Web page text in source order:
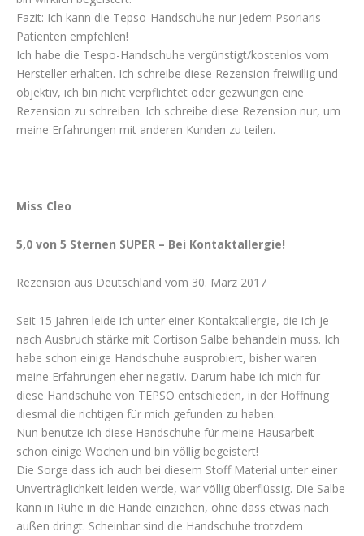
Fazit: Ich kann die Tepso-Handschuhe nur jedem Psoriaris-
Patienten empfehlen!
Ich habe die Tespo-Handschuhe vergünstigt/kostenlos vom
Hersteller erhalten. Ich schreibe diese Rezension freiwillig und
objektiv, ich bin nicht verpflichtet oder gezwungen eine
Rezension zu schreiben. Ich schreibe diese Rezension nur, um
meine Erfahrungen mit anderen Kunden zu teilen.
Miss Cleo
5,0 von 5 Sternen SUPER – Bei Kontaktallergie!
Rezension aus Deutschland vom 30. März 2017
Seit 15 Jahren leide ich unter einer Kontaktallergie, die ich je
nach Ausbruch stärke mit Cortison Salbe behandeln muss. Ich
habe schon einige Handschuhe ausprobiert, bisher waren
meine Erfahrungen eher negativ. Darum habe ich mich für
diese Handschuhe von TEPSO entschieden, in der Hoffnung
diesmal die richtigen für mich gefunden zu haben.
Nun benutze ich diese Handschuhe für meine Hausarbeit
schon einige Wochen und bin völlig begeistert!
Die Sorge dass ich auch bei diesem Stoff Material unter einer
Unverträglichkeit leiden werde, war völlig überflüssig. Die Salbe
kann in Ruhe in die Hände einziehen, ohne dass etwas nach
außen dringt. Scheinbar sind die Handschuhe trotzdem